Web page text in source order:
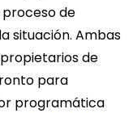
proceso de
situación. Ambas
de
para
programática